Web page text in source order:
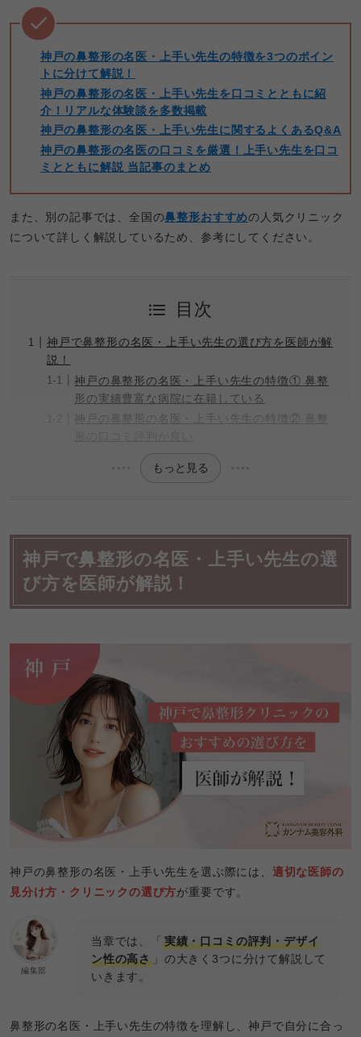
神戸の鼻整形の名医・上手い先生の特徴を3つのポイン
トに分けて解説！
神戸の鼻整形の名医・上手い先生を口コミとともに紹
介！リアルな体験談を多数掲載
神戸の鼻整形の名医・上手い先生に関するよくあるQ&A
神戸の鼻整形の名医の口コミを厳選！上手い先生を口コ
ミとともに解説 当記事のまとめ
また、別の記事では、全国の鼻整形おすすめの人気クリニック
について詳しく解説しているため、参考にしてください。
目次
神戸で鼻整形の名医・上手い先生の選び方を医師が解
説！
神戸の鼻整形の名医・上手い先生の特徴① 鼻整
形の実績豊富な病院に在籍している
神戸の鼻整形の名医・上手い先生の特徴② 鼻整
もっと見る
神戸で鼻整形の名医・上手い先生の選
び方を医師が解説！
神戸の鼻整形の名医・上手い先生を選ぶ際には、 適切な医師の
見分け方・クリニックの選び方が重要です。
編集部
当章では、「 実績・口コミの評判・デザイ
ン性の高さ 」の大きく3つに分けて解説して
いきます。
鼻整形の名医・上手い先生の特徴を理解し、神戸で自分に合っ